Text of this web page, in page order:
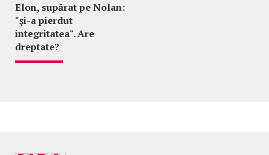
Elon, supărat pe Nolan:
"şi-a pierdut
integritatea". Are
dreptate?